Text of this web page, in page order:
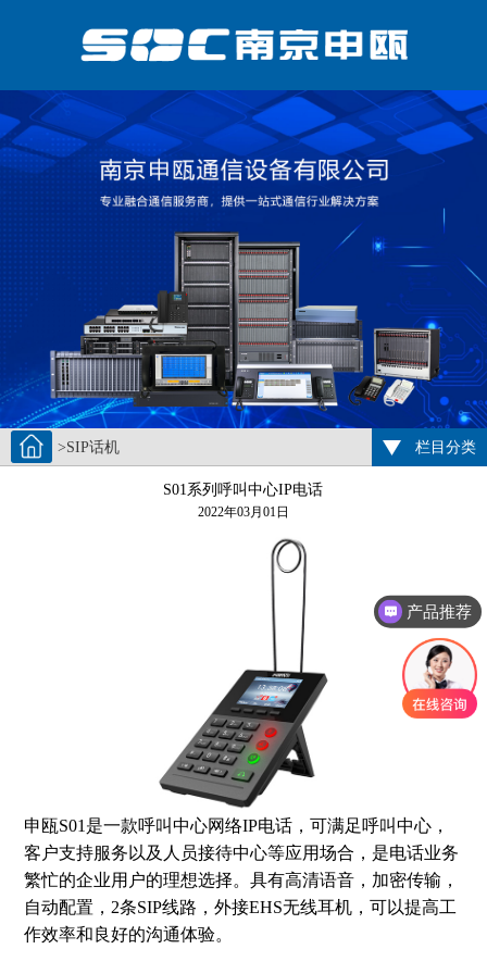
>SIP话机 栏目分类
S01系列呼叫中心IP电话
2022年03月01日
申瓯S01是一款呼叫中心网络IP电话，可满足呼叫中心，
客户支持服务以及人员接待中心等应用场合，是电话业务
繁忙的企业用户的理想选择。具有高清语音，加密传输，
自动配置，2条SIP线路，外接EHS无线耳机，可以提高工
作效率和良好的沟通体验。
产品推荐